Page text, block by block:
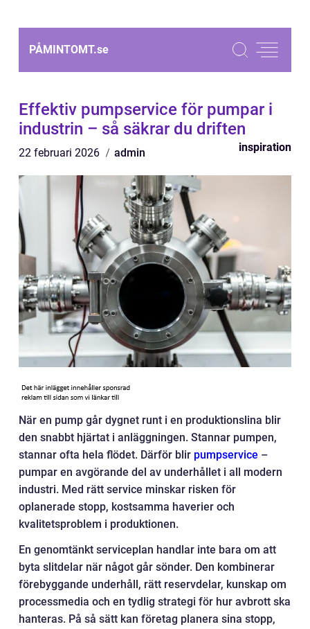
PÅMINTOMT.se
Effektiv pumpservice för pumpar i
industrin – så säkrar du driften
22 februari 2026 admin inspiration
När en pump går dygnet runt i en produktionslina blir
den snabbt hjärtat i anläggningen. Stannar pumpen,
stannar ofta hela flödet. Därför blir pumpservice –
pumpar en avgörande del av underhållet i all modern
industri. Med rätt service minskar risken för
oplanerade stopp, kostsamma haverier och
kvalitetsproblem i produktionen.
En genomtänkt serviceplan handlar inte bara om att
byta slitdelar när något går sönder. Den kombinerar
förebyggande underhåll, rätt reservdelar, kunskap om
processmedia och en tydlig strategi för hur avbrott ska
hanteras. På så sätt kan företag planera sina stopp,